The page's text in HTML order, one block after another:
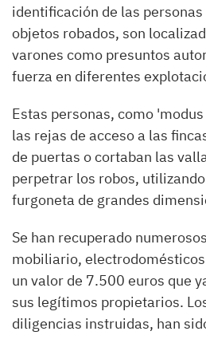
identificación de las
objetos robados, son
varones como presuntos
fuerza en diferentes
Estas personas, como
las rejas de acceso a las
de puertas o cortaban las
perpetrar los robos,
furgoneta de grandes
Se han recuperado
mobiliario,
un valor de 7.500 euros que
sus legítimos propietarios.
diligencias instruidas, han